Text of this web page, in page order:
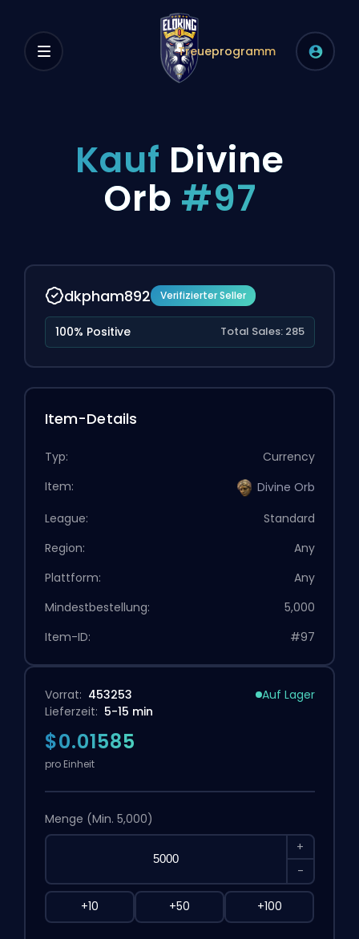
Treueprogramm
Kauf Divine
Orb #97
dkpham892 Verifizierter Seller
100% Positive Total Sales: 285
Item-Details
Typ:
Currency
Item:
Divine Orb
League:
Standard
Region:
Any
Plattform:
Any
Mindestbestellung:
5,000
Item-ID:
#97
Vorrat: 453253
Auf Lager
Lieferzeit: 5-15 min
$0.01585
pro Einheit
Menge (Min. 5,000)
+
-
+10 +50 +100